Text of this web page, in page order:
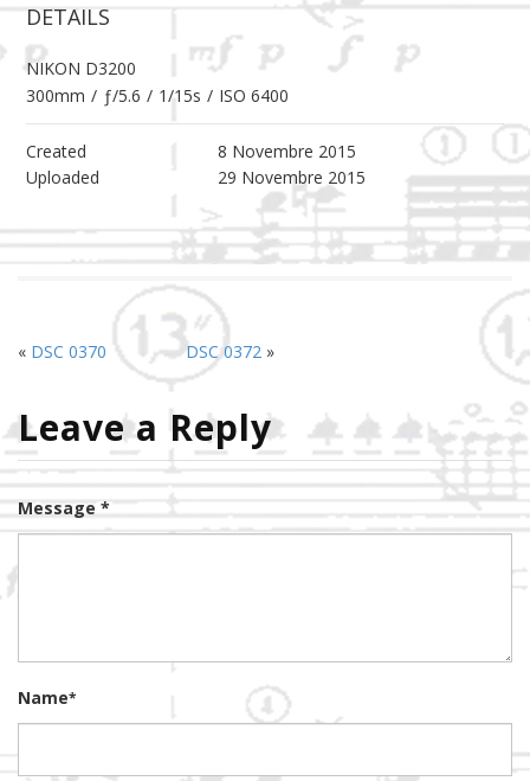
DETAILS
NIKON D3200
300mm / ƒ/5.6 / 1/15s / ISO 6400
Created
8 Novembre 2015
Uploaded
29 Novembre 2015
« DSC 0370 DSC 0372»
Leave a Reply
Message *
Name*